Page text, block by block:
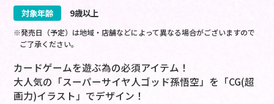
対象年齢
9歳以上
※発売日（予定）は地域・店舗などによって異なる場合がございますので
ご了承ください。
カードゲームを遊ぶ為の必須アイテム！
大人気の「スーパーサイヤ人ゴッド孫悟空」を「CG(超
画力)イラスト」でデザイン！